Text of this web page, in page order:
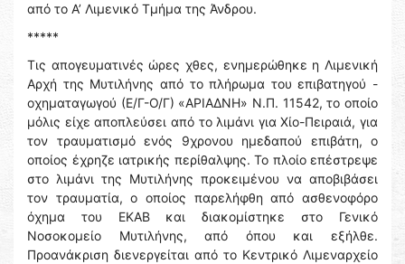
από το Α’ Λιμενικό Τμήμα της Άνδρου.
*****
Τις απογευματινές ώρες χθες, ενημερώθηκε η Λιμενική
Αρχή της Μυτιλήνης από το πλήρωμα του επιβατηγού -
οχηματαγωγού (Ε/Γ-Ο/Γ) «ΑΡΙΑΔΝΗ» Ν.Π. 11542, το οποίο
μόλις είχε αποπλεύσει από το λιμάνι για Χίο-Πειραιά, για
τον τραυματισμό ενός 9χρονου ημεδαπού επιβάτη, ο
οποίος έχρηζε ιατρικής περίθαλψης. Το πλοίο επέστρεψε
στο λιμάνι της Μυτιλήνης προκειμένου να αποβιβάσει
τον τραυματία, ο οποίος παρελήφθη από ασθενοφόρο
όχημα του ΕΚΑΒ και διακομίστηκε στο Γενικό
Νοσοκομείο Μυτιλήνης, από όπου και εξήλθε.
Προανάκριση διενεργείται από το Κεντρικό Λιμεναρχείο